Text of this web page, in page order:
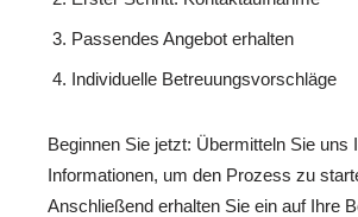
Passendes Angebot erhalten
Individuelle Betreuungsvorschläge
Beginnen Sie jetzt: Übermitteln Sie uns
Informationen, um den Prozess zu
Anschließend erhalten Sie ein auf Ihre